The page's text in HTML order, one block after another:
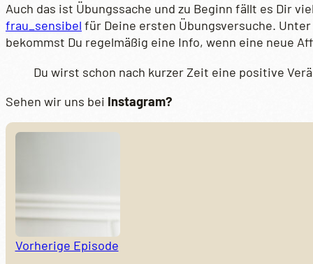
Auch das ist Übungssache und zu Beginn fällt es Dir
frau_sensibel für Deine ersten Übungsversuche.
bekommst Du regelmäßig eine Info, wenn eine neue
Du wirst schon nach kurzer Zeit eine positive
Sehen wir uns bei Instagram?
Vorherige Episode